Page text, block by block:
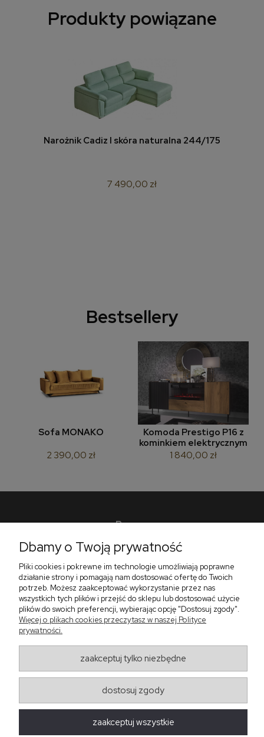
Produkty powiązane
Narożnik Cadiz I skóra naturalna 244/175
7 490,00 zł
Bestsellery
Sofa MONAKO
2 390,00 zł
Komoda Prestigo P16 z
kominkiem elektrycznym
1 840,00 zł
Pomoc
Płatności i dostawa
O nas
Zadzwoń do nas telefon +48 513 591 067
Zbrosławice 42-674
oprogramowanie:
Dbamy o Twoją prywatność
Pliki cookies i pokrewne im technologie umożliwiają poprawne
działanie strony i pomagają nam dostosować ofertę do Twoich
potrzeb. Możesz zaakceptować wykorzystanie przez nas
wszystkich tych plików i przejść do sklepu lub dostosować użycie
plików do swoich preferencji, wybierając opcję "Dostosuj zgody".
Więcej o plikach cookies przeczytasz w naszej Polityce
prywatności.
zaakceptuj tylko niezbędne
dostosuj zgody
zaakceptuj wszystkie